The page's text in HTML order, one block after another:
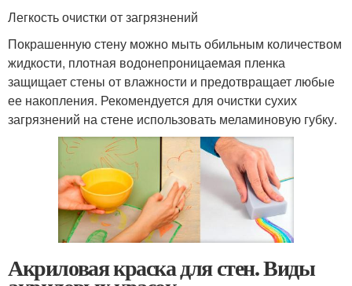
Легкость очистки от загрязнений
Покрашенную стену можно мыть обильным количеством
жидкости, плотная водонепроницаемая пленка
защищает стены от влажности и предотвращает любые
ее накопления. Рекомендуется для очистки сухих
загрязнений на стене использовать меламиновую губку.
Акриловая краска для стен. Виды